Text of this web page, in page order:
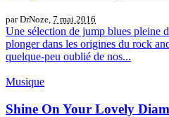
par DrNoze, 7 mai 2016
Une sélection de jump blues pleine
plonger dans les origines du rock
quelque-peu oublié de nos...
Musique
Shine On Your Lovely